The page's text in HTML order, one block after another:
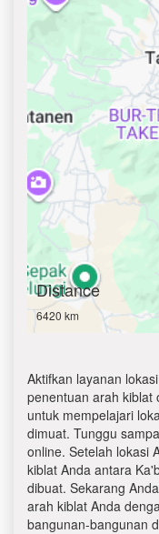
Distance
6420 km
Aktifkan layanan
penentuan arah kiblat
untuk mempelajari
dimuat. Tunggu
online. Setelah lokasi
kiblat Anda antara
dibuat. Sekarang
arah kiblat Anda
bangunan-bangunan